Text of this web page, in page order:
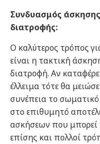
Συνδυασμός
διατροφής:
Ο καλύτερος τρόπος
είναι η τακτική
διατροφή. Αν
έλλειμα τότε θα
συνέπεια το
στο επιθυμητό
ασκήσεων που μπορεί
επίσης και πολλοί